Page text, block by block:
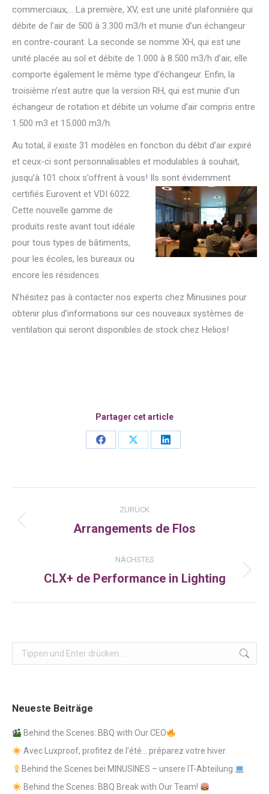
commerciaux,… La première, XV, est une unité plafonnière qui
débite de l’air de 500 à 3.300 m3/h et munie d’un échangeur
en contre-courant. La seconde se nomme XH, qui est une
unité placée au sol et débite de 1.000 à 8.500 m3/h d’air, elle
comporte également le même type d’échangeur. Enfin, la
troisième n’est autre que la version RH, qui est munie d’un
échangeur de rotation et débite un volume d’air compris entre
1.500 m3 et 15.000 m3/h.
Au total, il existe 31 modèles en fonction du débit d’air expiré
et ceux-ci sont personnalisables et modulables à souhait,
jusqu’à 101 choix s’offrent à vous! Ils sont évidemment
certifiés Eurovent et VDI 6022.
Cette nouvelle gamme de
produits reste avant tout idéale
pour tous types de bâtiments,
pour les écoles, les bureaux ou
encore les résidences.
N’hésitez pas à contacter nos experts chez Minusines pour
obtenir plus d’informations sur ces nouveaux systèmes de
ventilation qui seront disponibles de stock chez Helios!
Partager cet article
Share
Share
Share
Kommentarnavigation
ZURÜCK
Vorheriger
Arrangements de Flos
NÄCHSTES
Nächster
CLX+ de Performance in Lighting
Search:
Neueste Beiträge
Behind the Scenes: BBQ with Our CEO
Avec Luxproof, profitez de l’été… préparez votre hiver.
Behind the Scenes bei MINUSINES – unsere IT-Abteilung
Behind the Scenes: BBQ Break with Our Team!